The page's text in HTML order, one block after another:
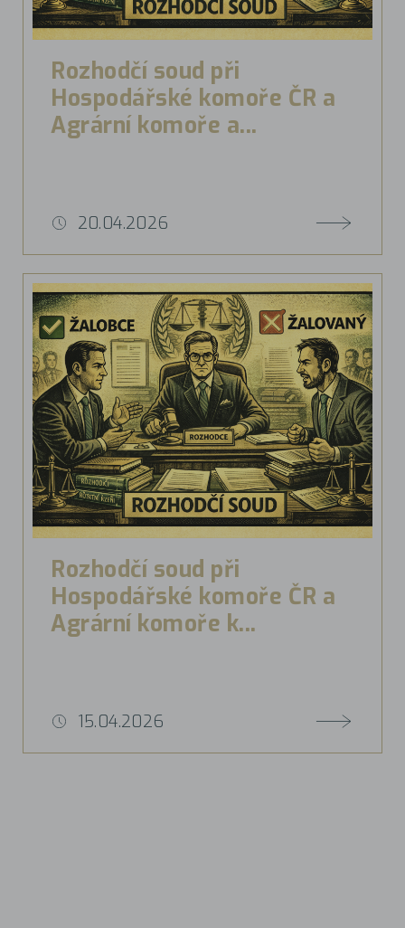
Rozhodčí soud při
Hospodářské komoře ČR a
Agrární komoře a...
20.04.2026
Rozhodčí soud při
Hospodářské komoře ČR a
Agrární komoře k...
15.04.2026